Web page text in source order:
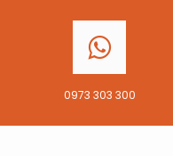
0973 303 300